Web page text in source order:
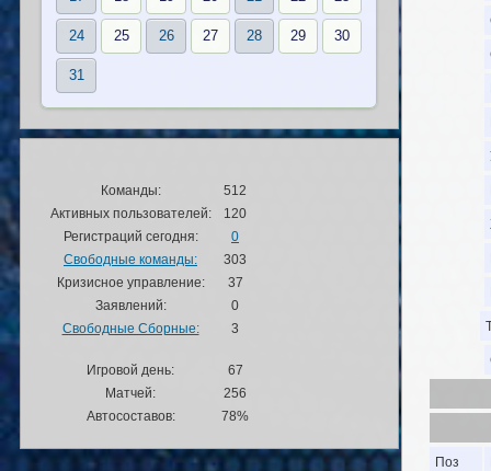
Поз
24 25 26 27 28 29 30
31
Команды:
512
Активных пользователей:
120
Регистраций сегодня:
0
Свободные команды:
303
Кризисное управление:
37
Заявлений:
0
Свободные Сборные:
3
Игровой день:
67
Матчей:
256
Автосоставов:
78%